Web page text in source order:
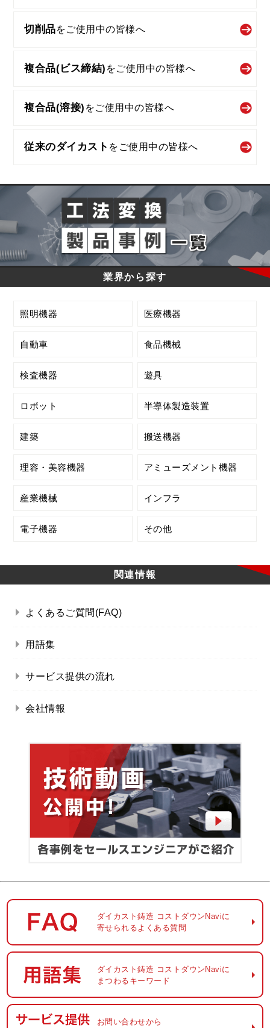
切削品をご使用中の皆様へ
複合品(ビス締結) をご使用中の皆様へ
複合品(溶接) をご使用中の皆様へ
従来のダイカスト を ご使用中の皆様へ
業界から探す
照明機器 医療機器
自動車 食品機械
検査機器 遊具
ロボット 半導体製造装置
建築 搬送機器
理容・美容機器 アミューズメント機器
産業機械 インフラ
電子機器 その他
関連情報
よくあるご質問(FAQ)
用語集
サービス提供の流れ
会社情報
ダイカスト鋳造 コストダウンNaviに
寄せられるよくある質問
ダイカスト鋳造 コストダウンNaviに
まつわるキーワード
お問い合わせから